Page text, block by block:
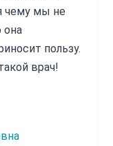
чему мы не
она
пользу.
врач!